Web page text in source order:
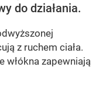
do działania.
z ruchem ciała.
włókna zapewniają